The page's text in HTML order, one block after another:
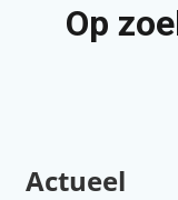
Op
Actueel